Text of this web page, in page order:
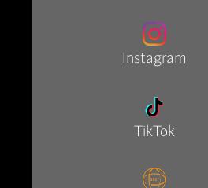
Instagram
TikTok